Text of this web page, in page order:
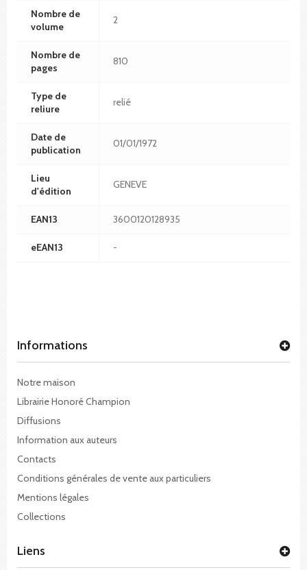
Nombre de
volume
2
Nombre de
pages
810
Type de
reliure
relié
Date de
publication
01/01/1972
Lieu
d'édition
GENEVE
EAN13 3600120128935
eEAN13 -
Informations
Notre maison
Librairie Honoré Champion
Diffusions
Information aux auteurs
Contacts
Conditions générales de vente aux particuliers
Mentions légales
Collections
Liens